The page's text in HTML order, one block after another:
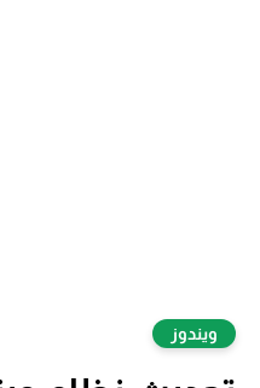
ويندوز